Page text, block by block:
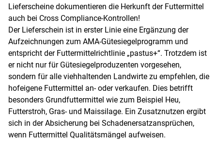
Lieferscheine dokumentieren die Herkunft der Futtermittel
auch bei Cross Compliance-Kontrollen!
Der Lieferschein ist in erster Linie eine Ergänzung der
Aufzeichnungen zum AMA-Gütesiegelprogramm und
entspricht der Futtermittelrichtlinie „pastus+“. Trotzdem ist
er nicht nur für Gütesiegelproduzenten vorgesehen,
sondern für alle viehhaltenden Landwirte zu empfehlen, die
hofeigene Futtermittel an- oder verkaufen. Dies betrifft
besonders Grundfuttermittel wie zum Beispiel Heu,
Futterstroh, Gras- und Maissilage. Ein Zusatznutzen ergibt
sich in der Absicherung bei Schadenersatzansprüchen,
wenn Futtermittel Qualitätsmängel aufweisen.